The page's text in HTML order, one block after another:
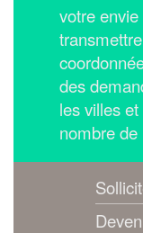
votre
des
les villes
nombre